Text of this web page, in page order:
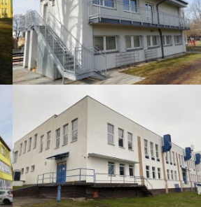
Zateplení tělocvičné jednoty
Energetický audit
průmyslového podniku